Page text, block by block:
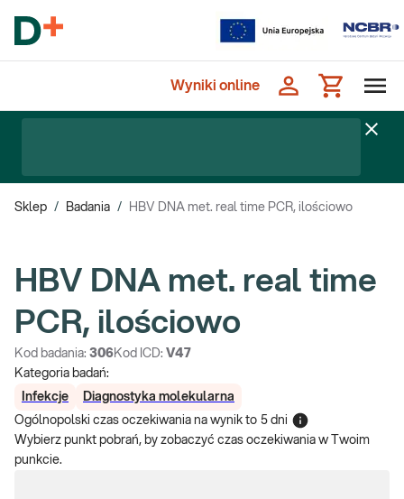
Wyniki online
Sklep / Badania / HBV DNA met. real time PCR, ilościowo
HBV DNA met. real time
PCR, ilościowo
Kod badania: 306Kod ICD: V47
Kategoria badań:
Infekcje
Diagnostyka molekularna
Ogólnopolski czas oczekiwania na wynik to 5 dni
Wybierz punkt pobrań, by zobaczyć czas oczekiwania w Twoim
punkcie.